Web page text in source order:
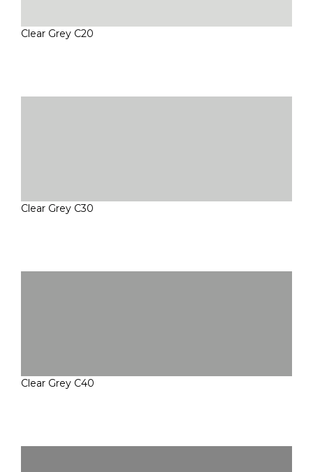
Clear Grey C20
Clear Grey C30
Clear Grey C40